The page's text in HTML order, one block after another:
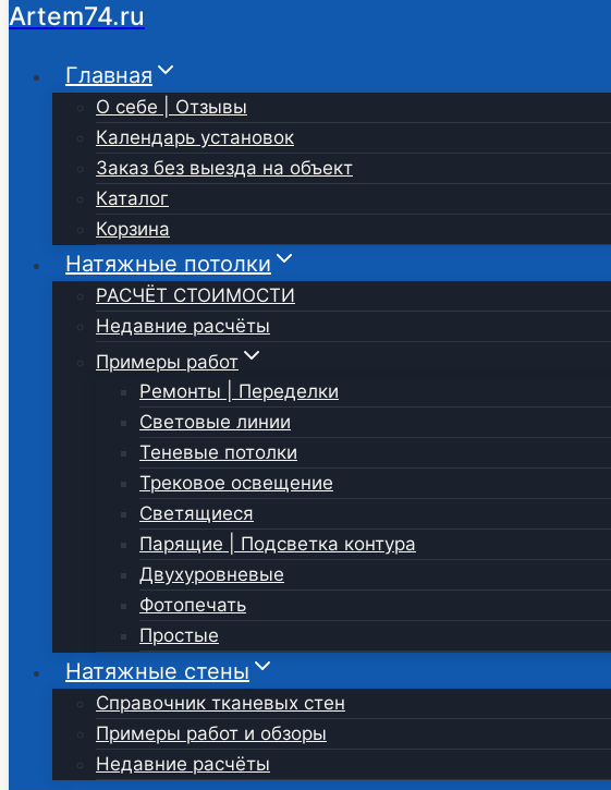
Artem74.ru
Главная
О себе | Отзывы
Календарь установок
Заказ без выезда на объект
Каталог
Корзина
Натяжные потолки
РАСЧЁТ СТОИМОСТИ
Недавние расчёты
Примеры работ
Ремонты | Переделки
Световые линии
Теневые потолки
Трековое освещение
Светящиеся
Парящие | Подсветка контура
Двухуровневые
Фотопечать
Простые
Натяжные стены
Справочник тканевых стен
Примеры работ и обзоры
Недавние расчёты